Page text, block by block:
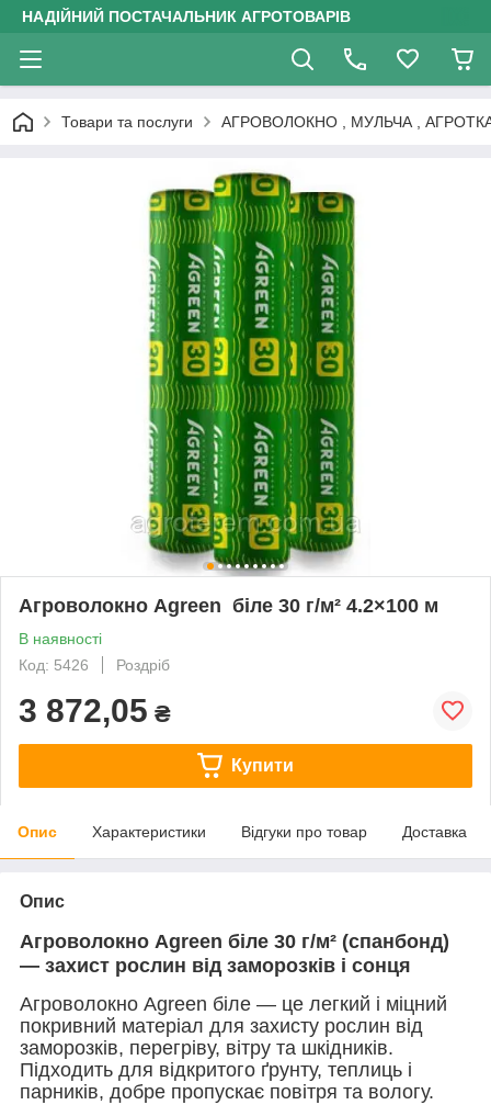
НАДІЙНИЙ ПОСТАЧАЛЬНИК АГРОТОВАРІВ
Товари та послуги АГРОВОЛОКНО , МУЛЬЧА ,
Агроволокно Agreen біле 30 г/м² 4.2×100 м
В наявності
Код: 5426
Роздріб
3 872,05 ₴
Купити
Опис Характеристики Відгуки про товар Доставка
Опис
Агроволокно Agreen біле 30 г/м² (спанбонд)
— захист рослин від заморозків і сонця
Агроволокно Agreen біле — це легкий і міцний
покривний матеріал для захисту рослин від
заморозків, перегріву, вітру та шкідників.
Підходить для відкритого ґрунту, теплиць і
парників, добре пропускає повітря та вологу.